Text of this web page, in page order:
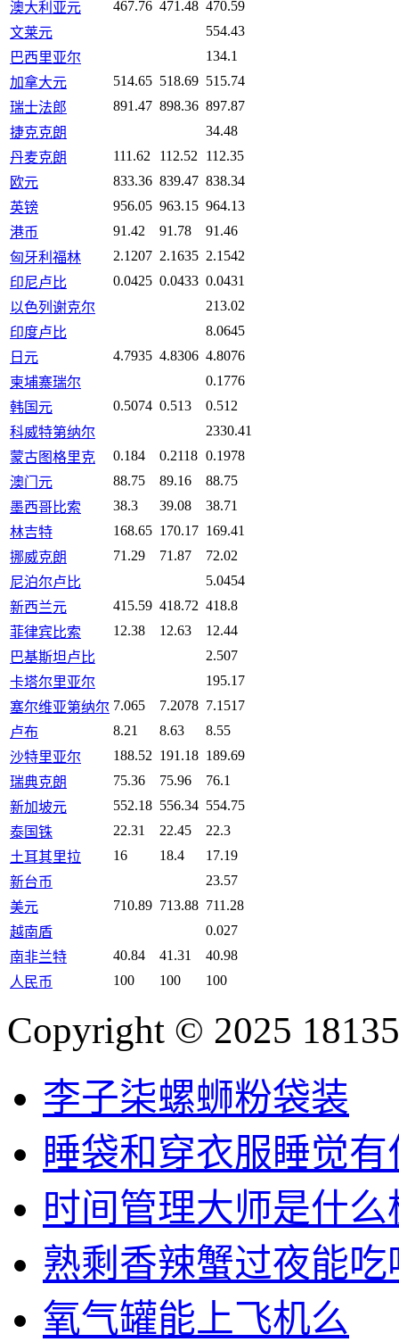
澳大利亚元 467.76 471.48 470.59
文莱元
554.43
巴西里亚尔
134.1
加拿大元
514.65 518.69 515.74
瑞士法郎
891.47 898.36 897.87
捷克克朗
34.48
丹麦克朗
111.62 112.52
112.35
欧元
833.36 839.47 838.34
英镑
956.05 963.15 964.13
港币
91.42 91.78
91.46
匈牙利福林
2.1207 2.1635 2.1542
印尼卢比
0.0425 0.0433 0.0431
以色列谢克尔
213.02
印度卢比
8.0645
日元
4.7935 4.8306 4.8076
柬埔寨瑞尔
0.1776
韩国元
0.5074 0.513
0.512
科威特第纳尔
2330.41
蒙古图格里克
0.184 0.2118 0.1978
澳门元
88.75 89.16
88.75
墨西哥比索
38.3 39.08
38.71
林吉特
168.65 170.17 169.41
挪威克朗
71.29 71.87
72.02
尼泊尔卢比
5.0454
新西兰元
415.59 418.72 418.8
菲律宾比索
12.38 12.63
12.44
巴基斯坦卢比
2.507
卡塔尔里亚尔
195.17
塞尔维亚第纳尔 7.065 7.2078 7.1517
卢布
8.21 8.63
8.55
沙特里亚尔
188.52 191.18 189.69
瑞典克朗
75.36 75.96
76.1
新加坡元
552.18 556.34 554.75
泰国铢
22.31 22.45
22.3
土耳其里拉
16 18.4
17.19
新台币
23.57
美元
710.89 713.88 711.28
越南盾
0.027
南非兰特
40.84 41.31
40.98
人民币
100 100 100
Copyright © 2025
李子柒螺蛳粉袋装
睡袋和穿衣服睡觉
时间管理大师是什么
熟剩香辣蟹过夜能吃
氧气罐能上飞机么